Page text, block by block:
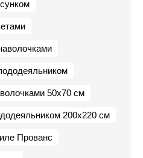
50х70 см
200х220 см
Прованс